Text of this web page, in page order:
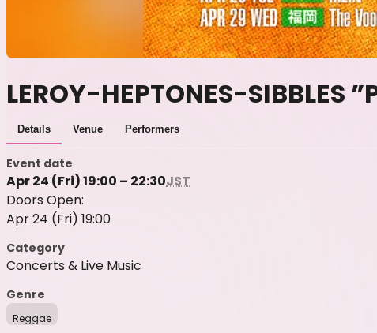
LEROY-HEPTONES-SIBBLES
Details Venue Performers
Event date
Apr 24 (Fri) 19:00 – 22:30JST
Doors Open:
Apr 24 (Fri) 19:00
Category
Concerts & Live Music
Genre
Reggae